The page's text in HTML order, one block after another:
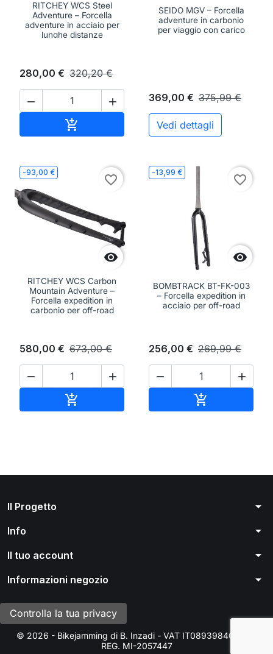
RITCHEY WCS Steel
Adventure – Forcella
adventure in acciaio per
lunghe distanze
280,00 € 320,20 €
 
 Aggiungi al carrello
SEIDO MGV – Forcella
adventure in carbonio
per viaggio con carico
369,00 € 375,99 €
Vedi dettagli
-93,00 €

favorite_border
RITCHEY WCS Carbon
Mountain Adventure –
Forcella expedition in
carbonio per off-road
580,00 € 673,00 €
 

-13,99 €

favorite_border
BOMBTRACK BT-FK-003
– Forcella expedition in
acciaio per off-road
256,00 € 269,99 €
 

Il Progetto arrow_drop_down
Info arrow_drop_down
Il tuo account arrow_drop_down
Informazioni negozio arrow_drop_down
Controlla la tua privacy
© 2026 - Bikejamming di B. Inzadi - VAT IT08939840966 -
REG. MI-2057447